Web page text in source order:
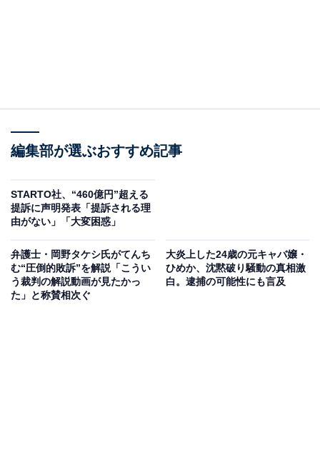
編集部が選ぶおすすめ記事
STARTO社、“460億円”超える
提訴に声明発表「提訴される理
由がない」「大変困惑」
弁護士・岡野タケシ氏がてんち
む“圧倒的敗訴”を解説「こうい
う裁判の解説動画が見たかっ
た」と称賛相次ぐ
大炎上した24歳の元キャバ嬢・
ひめか、沈黙破り騒動の真相激
白。逮捕の可能性にも言及